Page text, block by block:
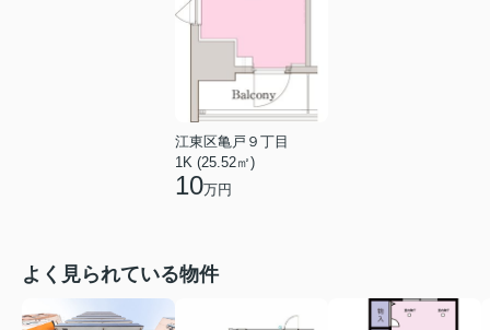
江東区亀戸９丁目
1K (25.52㎡)
10万円
よく見られている物件